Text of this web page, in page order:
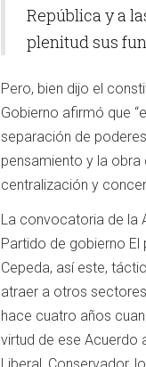
República y a
plenitud sus
Pero, bien dijo el
Gobierno afirmó que
separación de
pensamiento y la
centralización y
La convocatoria de la
Partido de gobierno
Cepeda, así este,
atraer a otros
hace cuatro años
virtud de ese Acuerdo